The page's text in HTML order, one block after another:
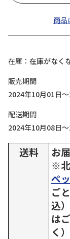
商品
在庫
在庫がなく
販売期間
2024年10月01日
配送期間
2024年10月08日
送料
お
※北
ペ
ご
込
は
く）